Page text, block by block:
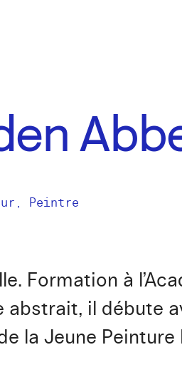
Peintre
Formation à
il débute
la Jeune Peinture